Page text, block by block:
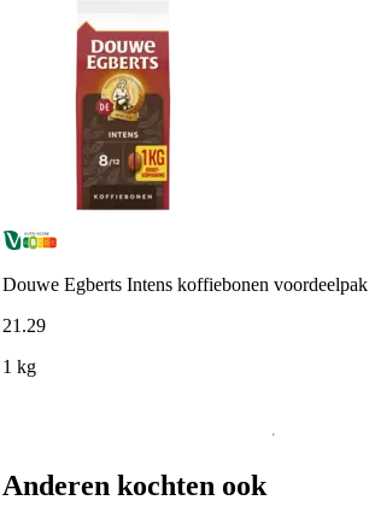
Douwe Egberts Intens koffiebonen voordeelpak
21 .29
1 kg
Anderen kochten ook